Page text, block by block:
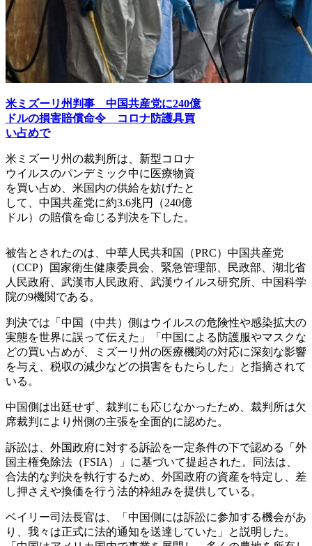
米ミズーリ州判事 中国共産党に240億
ドルの損害賠償命令 コロナ防護具買
い占めで
米ミズーリ州の裁判所は、新型コロナ
ウイルスのパンデミック中に医療物資
を買い占め、米国内の供給を妨げたと
して、中国共産党に約3.6兆円（240億
ドル）の賠償を命じる判決を下した。
被告とされたのは、中華人民共和国（PRC）中国共産党
（CCP）国家衛生健康委員会、緊急管理部、民政部、湖北省
人民政府、武漢市人民政府、武漢ウイルス研究所、中国科学
院の9機関である。
判決では「中国（中共）側はウイルスの危険性や感染拡大の
実態を世界に誤って伝えた」「中国による防護服やマスクな
どの買い占めが、ミズーリ州の医療機関の対応に深刻な影響
を与え、税収の減少などの損害をもたらした」と指摘されて
いる。
中国側は出廷せず、裁判にも応じなかったため、裁判所は欠
席裁判により州側の主張を全面的に認めた。
訴訟は、外国政府に対する訴訟を一定条件の下で認める「外
国主権免除法（FSIA）」に基づいて提起された。同法は、
合法的な判決を執行するため、外国政府の資産を特定し、差
し押さえや換価を行う法的枠組みを提供している。
ベイリー司法長官は、「中国側には訴訟に参加する機会があ
り、我々は正式に法的通知を送達していた」と説明した。